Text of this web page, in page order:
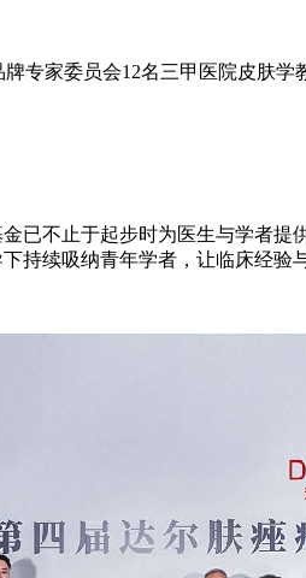
专家委员会12名三甲医院皮肤
已不止于起步时为医生与学者
持续吸纳青年学者，让临床经验